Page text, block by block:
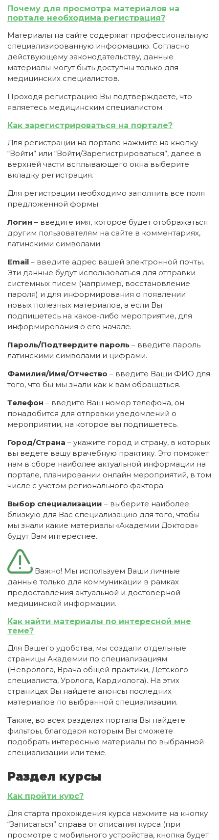
Почему для просмотра материалов на
портале необходима регистрация?
Материалы на сайте содержат профессиональную
специализированную информацию. Согласно
действующему законодательству, данные
материалы могут быть доступны только для
медицинских специалистов.
Проходя регистрацию Вы подтверждаете, что
являетесь медицинским специалистом.
Как зарегистрироваться на портале?
Для регистрации на портале нажмите на кнопку
“Войти” или “Войти/Зарегистрироваться”, далее в
верхней части всплывающего окна выберите
вкладку регистрация.
Для регистрации необходимо заполнить все поля
предложенной формы:
Логин – введите имя, которое будет отображаться
другим пользователям на сайте в комментариях,
латинскими символами.
Email – введите адрес вашей электронной почты.
Эти данные будут использоваться для отправки
системных писем (например, восстановление
пароля) и для информирования о появлении
новых полезных материалов, а если Вы
подпишетесь на какое-либо мероприятие, для
информирования о его начале.
Пароль/Подтвердите пароль – введите пароль
латинскими символами и цифрами.
Фамилия/Имя/Отчество – введите Ваши ФИО для
того, что бы мы знали как к вам обращаться.
Телефон – введите Ваш номер телефона, он
понадобится для отправки уведомлений о
мероприятии, на которое вы подпишетесь.
Город/Страна – укажите город и страну, в которых
вы ведете вашу врачебную практику. Это поможет
нам в сборе наиболее актуальной информации на
портале, планировании онлайн мероприятий, в том
числе с учетом регионального фактора.
Выбор специализации – выберите наиболее
близкую для Вас специализацию для того, чтобы
мы знали какие материалы «Академии Доктора»
будут Вам интереснее.
Важно! Мы используем Ваши личные
данные только для коммуникации в рамках
предоставления актуальной и достоверной
медицинской информации.
Как найти материалы по интересной мне
теме?
Для Вашего удобства, мы создали отдельные
страницы Академии по специализациям
(Невролога, Врача общей практики, Детского
специалиста, Уролога, Кардиолога). На этих
страницах Вы найдете анонсы последних
материалов по выбранной специализации.
Также, во всех разделах портала Вы найдете
фильтры, благодаря которым Вы сможете
подобрать интересные материалы по выбранной
специализации или теме.
Раздел курсы
Как пройти курс?
Для старта прохождения курса нажмите на кнопку
“Записаться” справа от описания курса (при
просмотре с мобильного устройства, кнопка будет